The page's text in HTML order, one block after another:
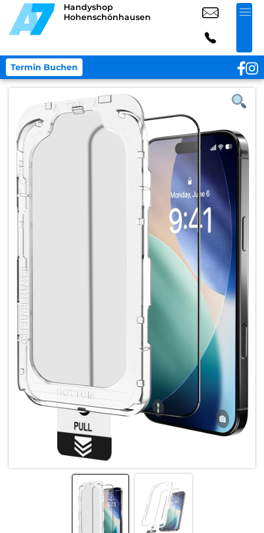
Handyshop
Hohenschönhausen
Termin Buchen